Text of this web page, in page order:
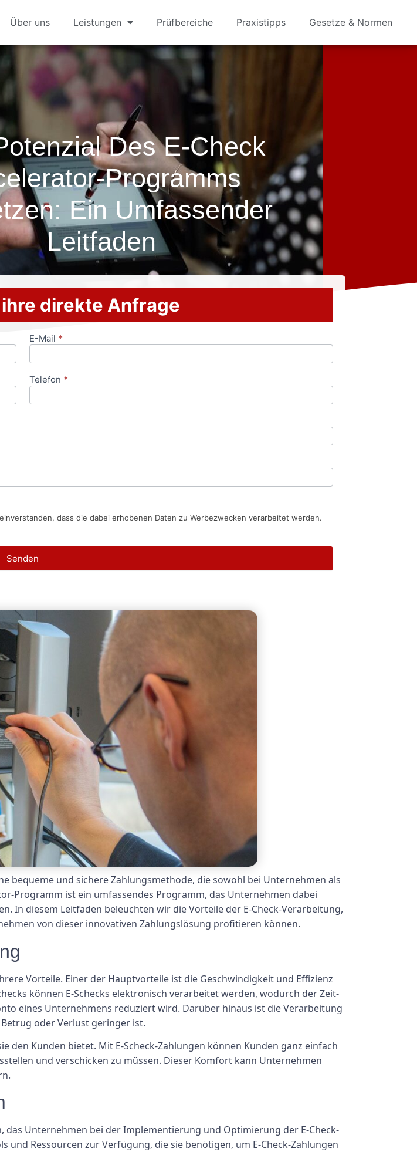
Über uns Leistungen Prüfbereiche Praxistipps Gesetze & Normen
Des E-Check
Programms
Ein Umfassender
Leitfaden
direkte Anfrage
E-Mail *
Telefon *
dass die dabei erhobenen Daten zu Werbezwecken verarbeitet werden.
Senden
bequeme und sichere Zahlungsmethode, die sowohl bei Unternehmen als
Programm ist ein umfassendes Programm, das Unternehmen dabei
In diesem Leitfaden beleuchten wir die Vorteile der E-Check-Verarbeitung,
von dieser innovativen Zahlungslösung profitieren können.
Vorteile. Einer der Hauptvorteile ist die Geschwindigkeit und Effizienz
können E-Schecks elektronisch verarbeitet werden, wodurch der Zeit-
eines Unternehmens reduziert wird. Darüber hinaus ist die Verarbeitung
Betrug oder Verlust geringer ist.
den Kunden bietet. Mit E-Scheck-Zahlungen können Kunden ganz einfach
und verschicken zu müssen. Dieser Komfort kann Unternehmen
das Unternehmen bei der Implementierung und Optimierung der E-Check-
Ressourcen zur Verfügung, die sie benötigen, um E-Check-Zahlungen